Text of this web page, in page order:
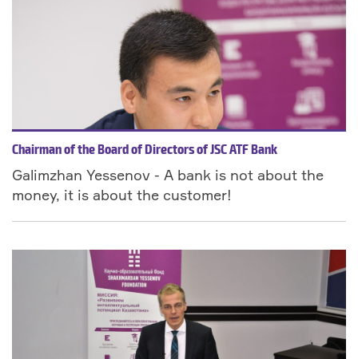
Chairman of the Board of Directors of JSC ATF Bank
Galimzhan Yessenov - A bank is not about the
money, it is about the customer!